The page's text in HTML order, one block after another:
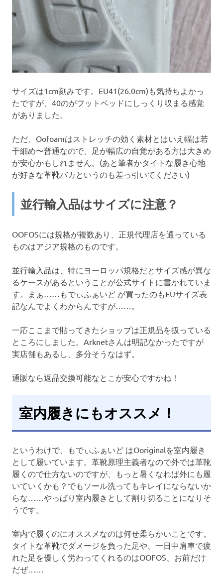
サイズは1cm刻みです。EU41(26.0cm)も気持ちよかっ
たですが、40のがフットベッドにしっくり収まる感覚
がありました。
ただ、Oofoamはストレッチの効く素材とはいえ幅は若
干細め〜普通なので、足が幅広の自覚がある方は大きめ
が安心かもしれません。(あと筆者かタイトな履き心地
が好きな革靴バカというのも差っ引いてください)
並行輸入品はサイズに注意？
OOFOSには規格が複数あり、正規代理店を通っている
ものはアジア規格のものです。
並行輸入品は、特にヨーロッパ規格だとサイズ感が異な
るケースがあるということが公式サイトに書かれていま
す。まぁ……もでぃふぁいど が買ったのもEUサイズ表
記なんでよくわからんですが……。
一応ここまで貼ってきたショップは正規品を扱っている
ところにしました。Arknetさんは明記なかったですが
実店舗もあるし、多分そうなはず。
通販なら返品交換可能なとこが安心ですかね！
室内履きにもオススメ！
というわけで、もでぃふぁいど はOoriginalを室内履き
として履いています。革靴原理主義者なので外では革靴
履くので仕方ないのですが、もっと暑くなれば外にも履
いていくかも？でもソール洗ってもキレイにならないか
らな……やっぱり室内履きとして割り切ることになりそ
うです。
室内で履くのにオススメなのは何せ柔らかいことです。
タイトな革靴でダメージを負った足や、一日中肩車で疲
れた足を優しく労わってくれるのはOOFOS、お前だけ
だぜ……